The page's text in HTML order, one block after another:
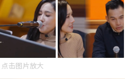
点击图片放大